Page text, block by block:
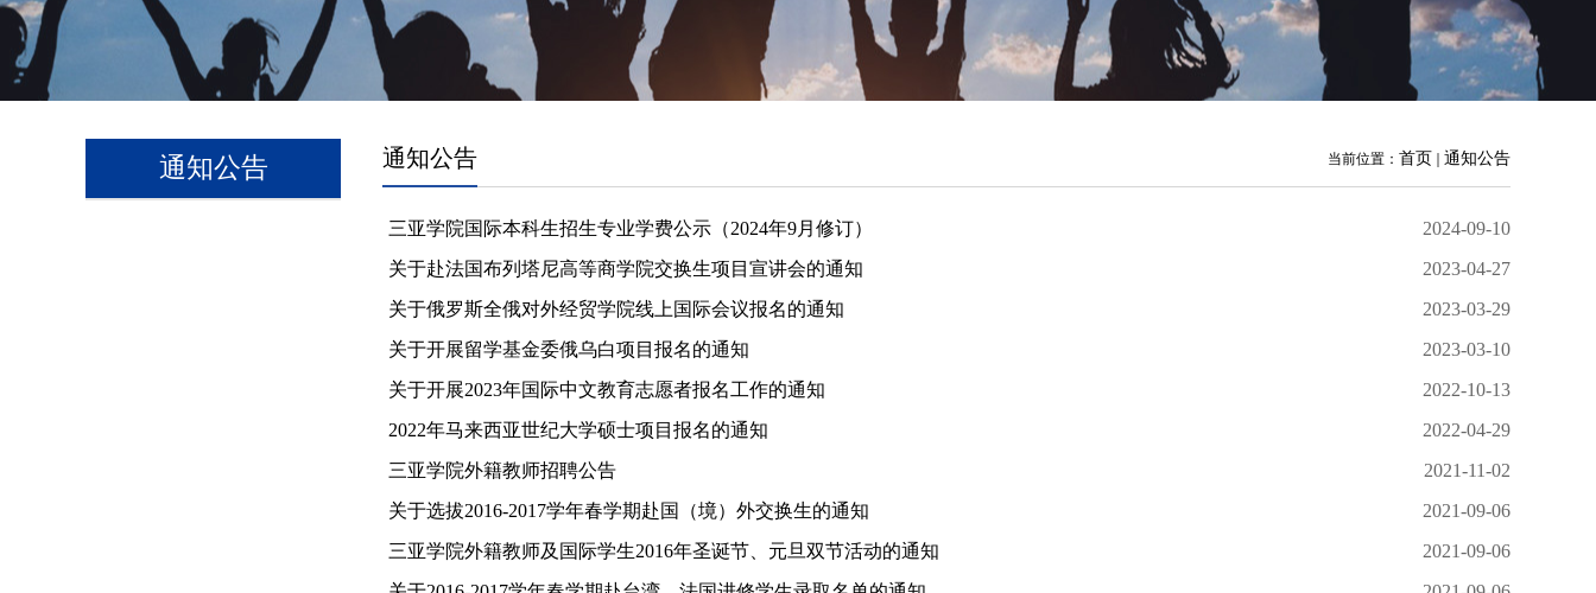
通知公告 当前位置： 首页 通知公告
通知公告
三亚学院国际本科生招生专业学费公示（2024年9月修订）
2024-09-10
关于赴法国布列塔尼高等商学院交换生项目宣讲会的通知
2023-04-27
关于俄罗斯全俄对外经贸学院线上国际会议报名的通知
2023-03-29
关于开展留学基金委俄乌白项目报名的通知
2023-03-10
关于开展2023年国际中文教育志愿者报名工作的通知
2022-10-13
2022年马来西亚世纪大学硕士项目报名的通知
2022-04-29
三亚学院外籍教师招聘公告
2021-11-02
关于选拔2016-2017学年春学期赴国（境）外交换生的通知
2021-09-06
三亚学院外籍教师及国际学生2016年圣诞节、元旦双节活动的通知
2021-09-06